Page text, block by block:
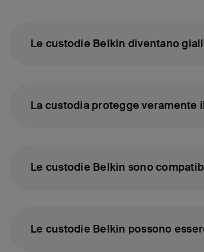
Le custodie Belkin diventano
La custodia protegge veramente
Le custodie Belkin sono
Le custodie Belkin possono